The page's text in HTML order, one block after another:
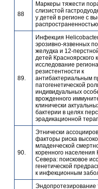
88
Маркеры тяжести
слизистой
у детей в регионе с
89.
Инфекция
эрозивно-язвенных
желудка и 12-
детей Красноярского
исследование
резистентности к
антибактериальным
патогенетической
индивидуальных
врожденного
клинически
бактерии в целях
эрадикационной
90.
Этнически
факторы риска
младенческой
коренного населения
Севера: поисковое
генетической
к инфекционным
Эндопротезирование